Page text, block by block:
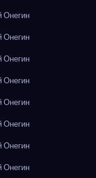
Онегин
Онегин
Онегин
Онегин
Онегин
Онегин
Онегин
Онегин